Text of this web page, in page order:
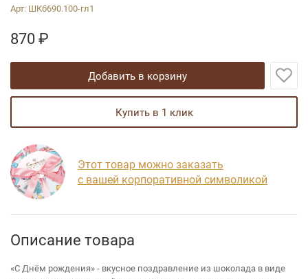
Арт: ШКб690.100-гл1
870 ₽
добавить в корзину
купить в 1 клик
Этот товар можно заказать
с вашей корпоративной символикой
Описание товара
«С Днём рождения» - вкусное поздравление из шоколада в виде